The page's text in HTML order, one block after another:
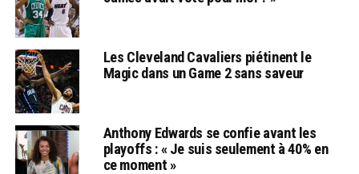
Les Cleveland Cavaliers piétinent le
Magic dans un Game 2 sans saveur
Anthony Edwards se confie avant les
playoffs : « Je suis seulement à 40% en
ce moment »